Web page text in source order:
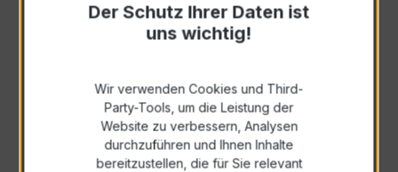
Anfrage schriftlich
Als PDF exportieren
Der Schutz Ihrer Daten ist
uns wichtig!
Wir verwenden Cookies und Third-
Party-Tools, um die Leistung der
Website zu verbessern, Analysen
durchzuführen und Ihnen Inhalte
bereitzustellen, die für Sie relevant